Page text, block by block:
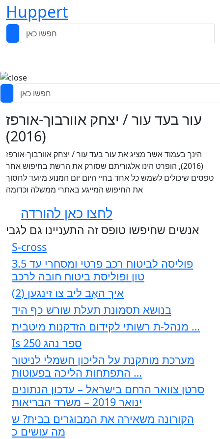
Huppert
עור בעד עור / יצחק אוורבוך-אורפז
(2016)
הינך בעמוד אשר מציג את עור בעד עור / יצחק אוורבוך-אורפז
(2016), הופרט הינו אלגוריתם שסורק את הרשת בחיפוש אחר
טפסים שיכולים לשמש כל אחד בחיי היום יום המנוע מיועד לחסוך
את החיפוש המייגע באתרי ממשלה וכדומה
לחצו כאן להורדה
אנשים שחיפשו טופס זה התעניינו גם לגבי
S-cross
פוליסה לביטוח רכב פרטי ומסחרי עד 3.5
טון ופוליסת ביטוח חובה לרכב
איך האָב ליב צו זינגען (2)
בנושא תסמונת תעלת שורש כף היד
מנהל-ת רשותי לקידום הזדקנות מיטבית …
Is 250 ספר נהג
מערכת מותקנת על הליכון חשמלי לניטור
התפתחות הליכה בפעוטות …
סרטן צוואר הרחם בישראל – עדכון הנתונים
ינואר 2019 – משרד הבריאות
הקורונה משאירה את המבוגרים בבית? ש
מה עושים כ